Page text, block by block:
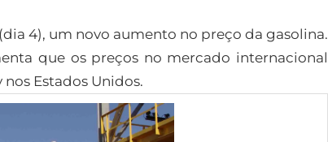
4), um novo aumento no preço da gasolina.
que os preços no mercado internacional
Estados Unidos.